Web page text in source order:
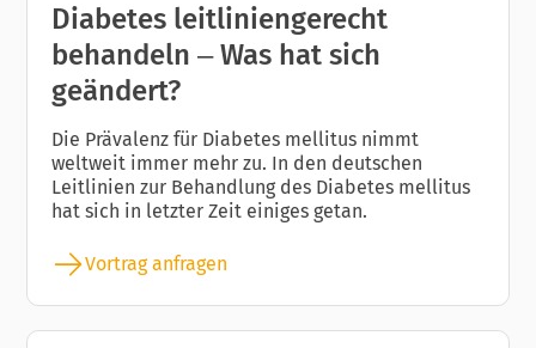
Diabetes leitliniengerecht
behandeln – Was hat sich
geändert?
Die Prävalenz für Diabetes mellitus nimmt
weltweit immer mehr zu. In den deutschen
Leitlinien zur Behandlung des Diabetes mellitus
hat sich in letzter Zeit einiges getan.
Vortrag anfragen